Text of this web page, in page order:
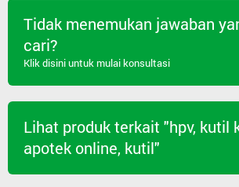
Tidak menemukan jawaban
cari?
Klik disini untuk mulai konsultasi
Lihat produk terkait "hpv, kutil
apotek online, kutil"